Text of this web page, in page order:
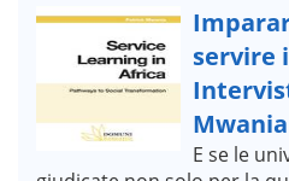
servire
Mwania
E se le